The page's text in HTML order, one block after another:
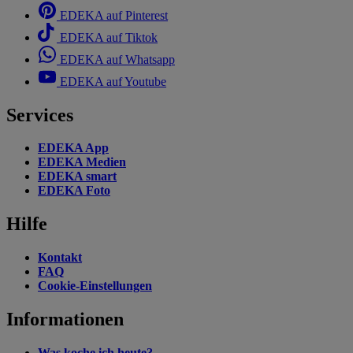
EDEKA auf Pinterest
EDEKA auf Tiktok
EDEKA auf Whatsapp
EDEKA auf Youtube
Services
EDEKA App
EDEKA Medien
EDEKA smart
EDEKA Foto
Hilfe
Kontakt
FAQ
Cookie-Einstellungen
Informationen